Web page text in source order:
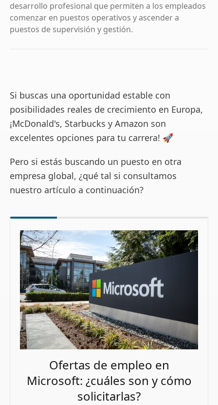
desarrollo profesional que permiten a los empleados
comenzar en puestos operativos y ascender a
puestos de supervisión y gestión.
Si buscas una oportunidad estable con
posibilidades reales de crecimiento en Europa,
¡McDonald's, Starbucks y Amazon son
excelentes opciones para tu carrera! 🚀
Pero si estás buscando un puesto en otra
empresa global, ¿qué tal si consultamos
nuestro artículo a continuación?
Ofertas de empleo en
Microsoft: ¿cuáles son y cómo
solicitarlas?